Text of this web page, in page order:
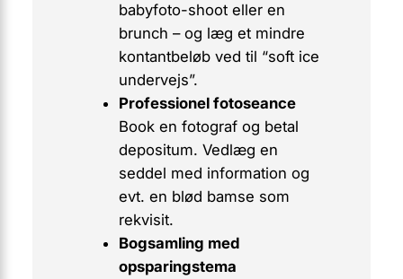
babyfoto-shooteller en
brunch – og læg et mindre
kontantbeløb ved til “soft ice
undervejs”.
Professionel fotoseance
Book en fotograf og betal
depositum. Vedlæg en
seddel med information og
evt. en blød bamse som
rekvisit.
Bogsamling med
opsparingstema